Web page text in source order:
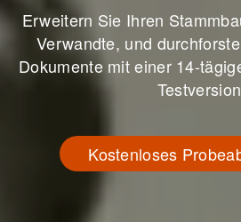
Erweitern Sie Ihren
Verwandte, und
Dokumente mit einer 14-
Testversion
Kostenloses